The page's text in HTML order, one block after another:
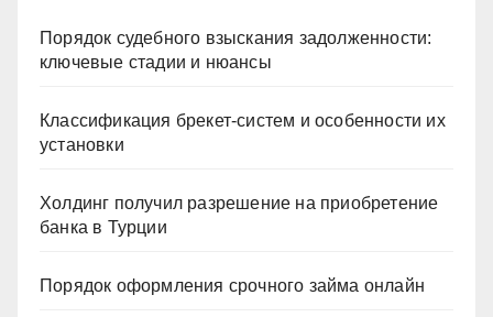
Порядок судебного взыскания задолженности:
ключевые стадии и нюансы
Классификация брекет-систем и особенности их
установки
Холдинг получил разрешение на приобретение
банка в Турции
Порядок оформления срочного займа онлайн